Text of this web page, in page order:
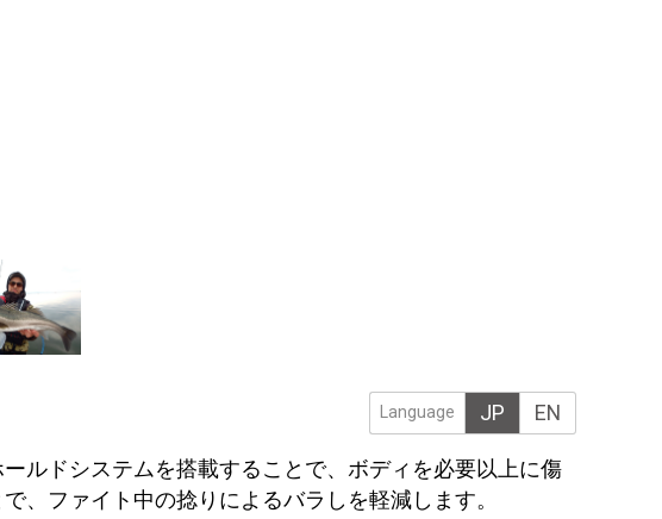
Language JP EN
ルドシステムを搭載することで、ボディを必要以上に傷
、ファイト中の捻りによるバラしを軽減します。